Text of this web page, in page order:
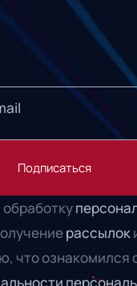
Подписаться
рассылок
что ознакомился